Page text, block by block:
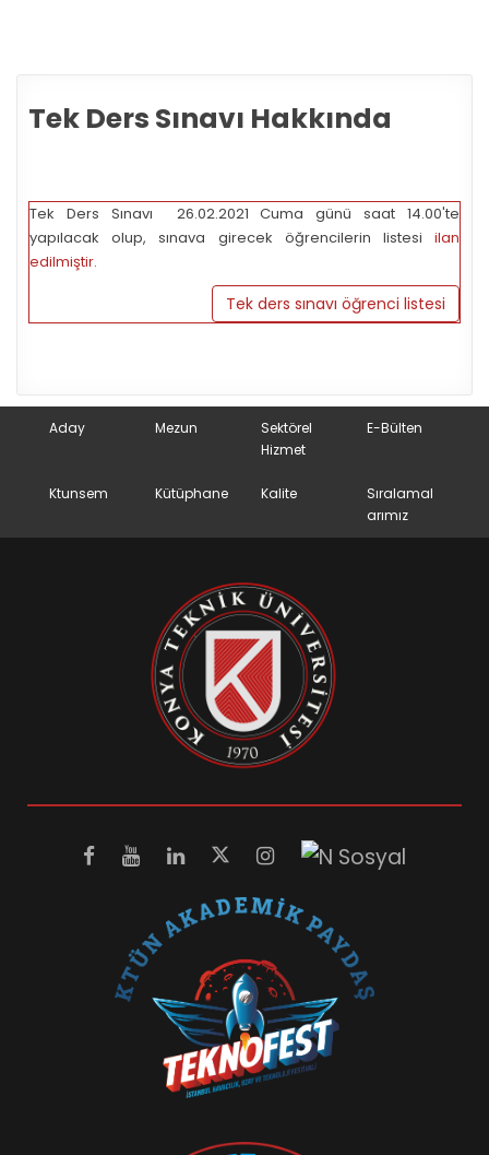
Tek Ders Sınavı Hakkında
Tek Ders Sınavı 26.02.2021 Cuma günü saat 14.00'te
yapılacak olup, sınava girecek öğrencilerin listesi ilan
edilmiştir.
Tek ders sınavı öğrenci listesi
Aday Mezun
Sektörel
Hizmet
E-Bülten
Ktunsem Kütüphane Kalite
Sıralamal
arımız